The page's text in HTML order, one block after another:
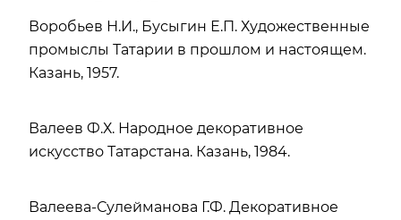
Воробьев Н.И., Бусыгин Е.П. Художественные
промыслы Татарии в прошлом и настоящем.
Казань, 1957.
Валеев Ф.Х. Народное декоративное
искусство Татарстана. Казань, 1984.
Валеева-Сулейманова Г.Ф. Декоративное